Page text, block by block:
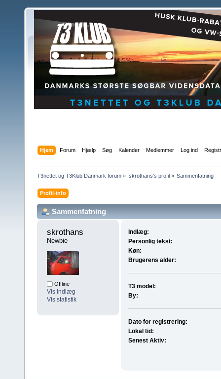
Hjem Forum Hjælp Søg Kalender Medlemmer Log ind
T3nettet og T3Klub Danmark forum » skrothans's profil» Sammenfatning
Profil-info
Sammenfatning
skrothans
Newbie
Offline
Vis indlæg
Vis statistik
Indlæg:
Personlig tekst:
Køn:
Brugerens alder:
T3 model:
By:
Dato for registrering:
Lokal tid:
Senest Aktiv: